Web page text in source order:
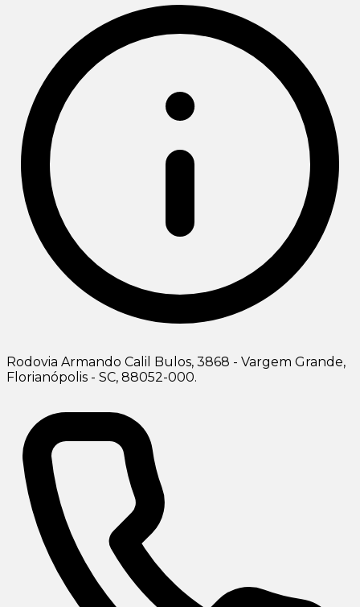
Rodovia Armando Calil Bulos, 3868 - Vargem Grande,
Florianópolis - SC, 88052-000.